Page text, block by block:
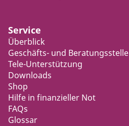
Service
Überblick
Geschäfts- und Beratungsstelle
Tele-Unterstützung
Downloads
Shop
Hilfe in finanzieller Not
FAQs
Glossar